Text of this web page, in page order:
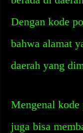
Dengan kode
bahwa alamat
daerah yang
Mengenal kode
juga bisa